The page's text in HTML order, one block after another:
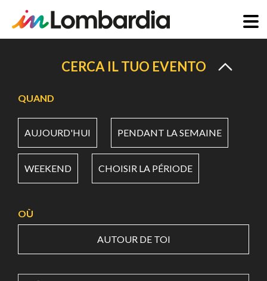
principal
CERCA IL TUO EVENTO
QUAND
AUJOURD'HUI PENDANT LA SEMAINE
WEEKEND CHOISIR LA PÉRIODE
OÙ
AUTOUR DE TOI